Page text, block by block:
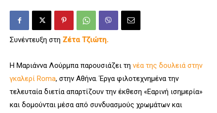
Συνέντευξη στη Ζέτα Τζιώτη.
Η Μαριάννα Λούρμπα παρουσιάζει τη νέα της δουλειά στην
γκαλερί Roma, στην Αθήνα. Έργα φιλοτεχνημένα την
τελευταία διετία απαρτίζουν την έκθεση «Εαρινή ισημερία»
και δομούνται μέσα από συνδυασμούς χρωμάτων και